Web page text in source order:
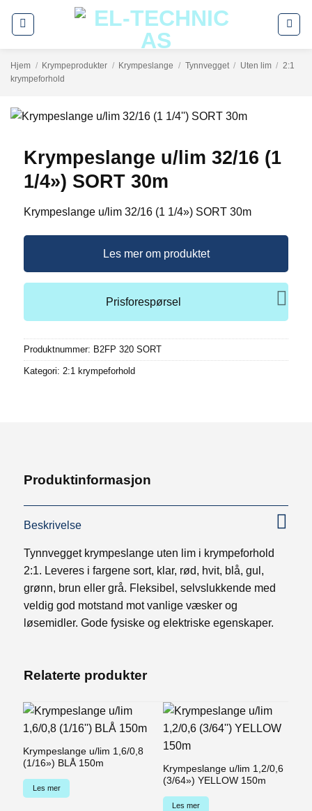
Hjem / Krympeprodukter / Krympeslange / Tynnvegget / Uten lim / 2:1
krympeforhold
Krympeslange u/lim 32/16 (1
1/4») SORT 30m
Krympeslange u/lim 32/16 (1 1/4») SORT 30m
Les mer om produktet
Prisforespørsel
Produktnummer: B2FP 320 SORT
Kategori: 2:1 krympeforhold
Produktinformasjon
Beskrivelse
Tynnvegget krympeslange uten lim i krympeforhold
2:1. Leveres i fargene sort, klar, rød, hvit, blå, gul,
grønn, brun eller grå. Fleksibel, selvslukkende med
veldig god motstand mot vanlige væsker og
løsemidler. Gode fysiske og elektriske egenskaper.
Relaterte produkter
Krympeslange u/lim 1,6/0,8
(1/16») BLÅ 150m
Les mer
Krympeslange u/lim 1,2/0,6
(3/64») YELLOW 150m
Les mer